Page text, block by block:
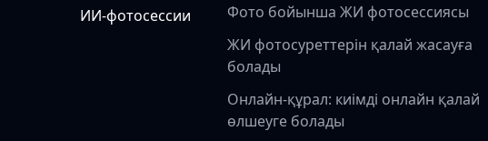
ИИ-фотосессии
Фото бойынша ЖИ фотосессиясы
ЖИ фотосуреттерін қалай жасауға
болады
Онлайн-құрал: киімді онлайн қалай
өлшеуге болады